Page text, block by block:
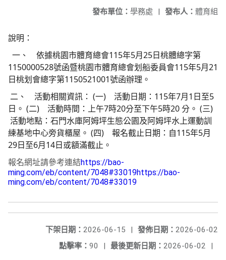
發布人： 體育組
發布單位： 學務處 |
說明：
一、 依據桃園市體育總會115年5月25日桃體總字第
1150000528號函暨桃園市體育總會划船委員會115年5月21
日桃划會總字第1150521001號函辦理。
二、 活動相關資訊： (一) 活動日期：115年7月1日至5
日。 (二) 活動時間：上午7時20分至下午5時20 分。 (三)
活動地點：石門水庫阿姆坪生態公園及阿姆坪水上運動訓
練基地中心旁貨櫃屋。 (四) 報名截止日期：自115年5月
29日至6月14日或額滿截止。
報名網址請參考連結https://bao-
ming.com/eb/content/7048#33019https://bao-
ming.com/eb/content/7048#33019
發佈日期： 2026-06-02
下架日期： 2026-06-15
|
最後更新日期： 2026-06-02 |
點擊率： 90 |